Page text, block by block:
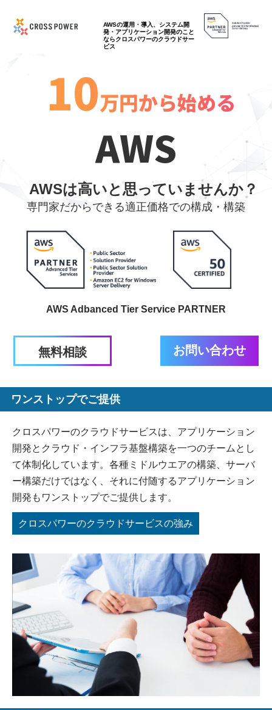
AWSの運用・導入、システム開
発・アプリケーション開発のこと
ならクロスパワーのクラウドサー
ビス
10万円から始める
AWS
AWSは高いと思っていませんか？
専門家だからできる適正価格での構成・構築
AWS Adbanced Tier Service PARTNER
無料相談 お問い合わせ
ワンストップでご提供
クロスパワーのクラウドサービスは、アプリケーション
開発とクラウド・インフラ基盤構築を一つのチームとし
て体制化しています。各種ミドルウエアの構築、サーバ
ー構築だけではなく、それに付随するアプリケーション
開発もワンストップでご提供します。
クロスパワーのクラウドサービスの強み